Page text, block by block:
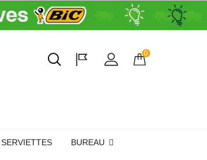
0
SERVIETTES BUREAU